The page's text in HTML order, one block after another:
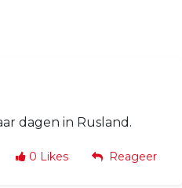
dagen in Rusland.
0 Likes Reageer